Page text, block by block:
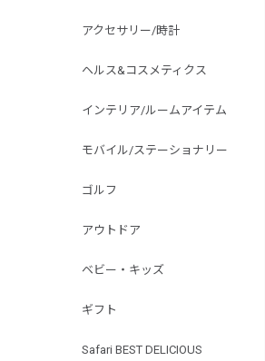
アクセサリー/時計
ヘルス&コスメティクス
インテリア/ルームアイテム
モバイル/ステーショナリー
ゴルフ
アウトドア
ベビー・キッズ
ギフト
Safari BEST DELICIOUS